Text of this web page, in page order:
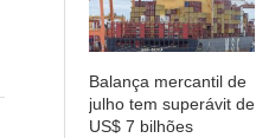
Balança mercantil de
julho tem superávit de
US$ 7 bilhões